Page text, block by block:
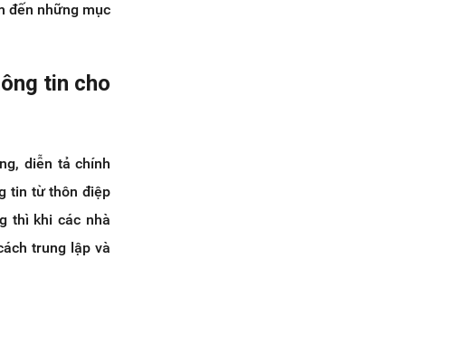
đến những mục
tin cho
diễn tả chính
tin từ thôn điệp
thì khi các nhà
trung lập và